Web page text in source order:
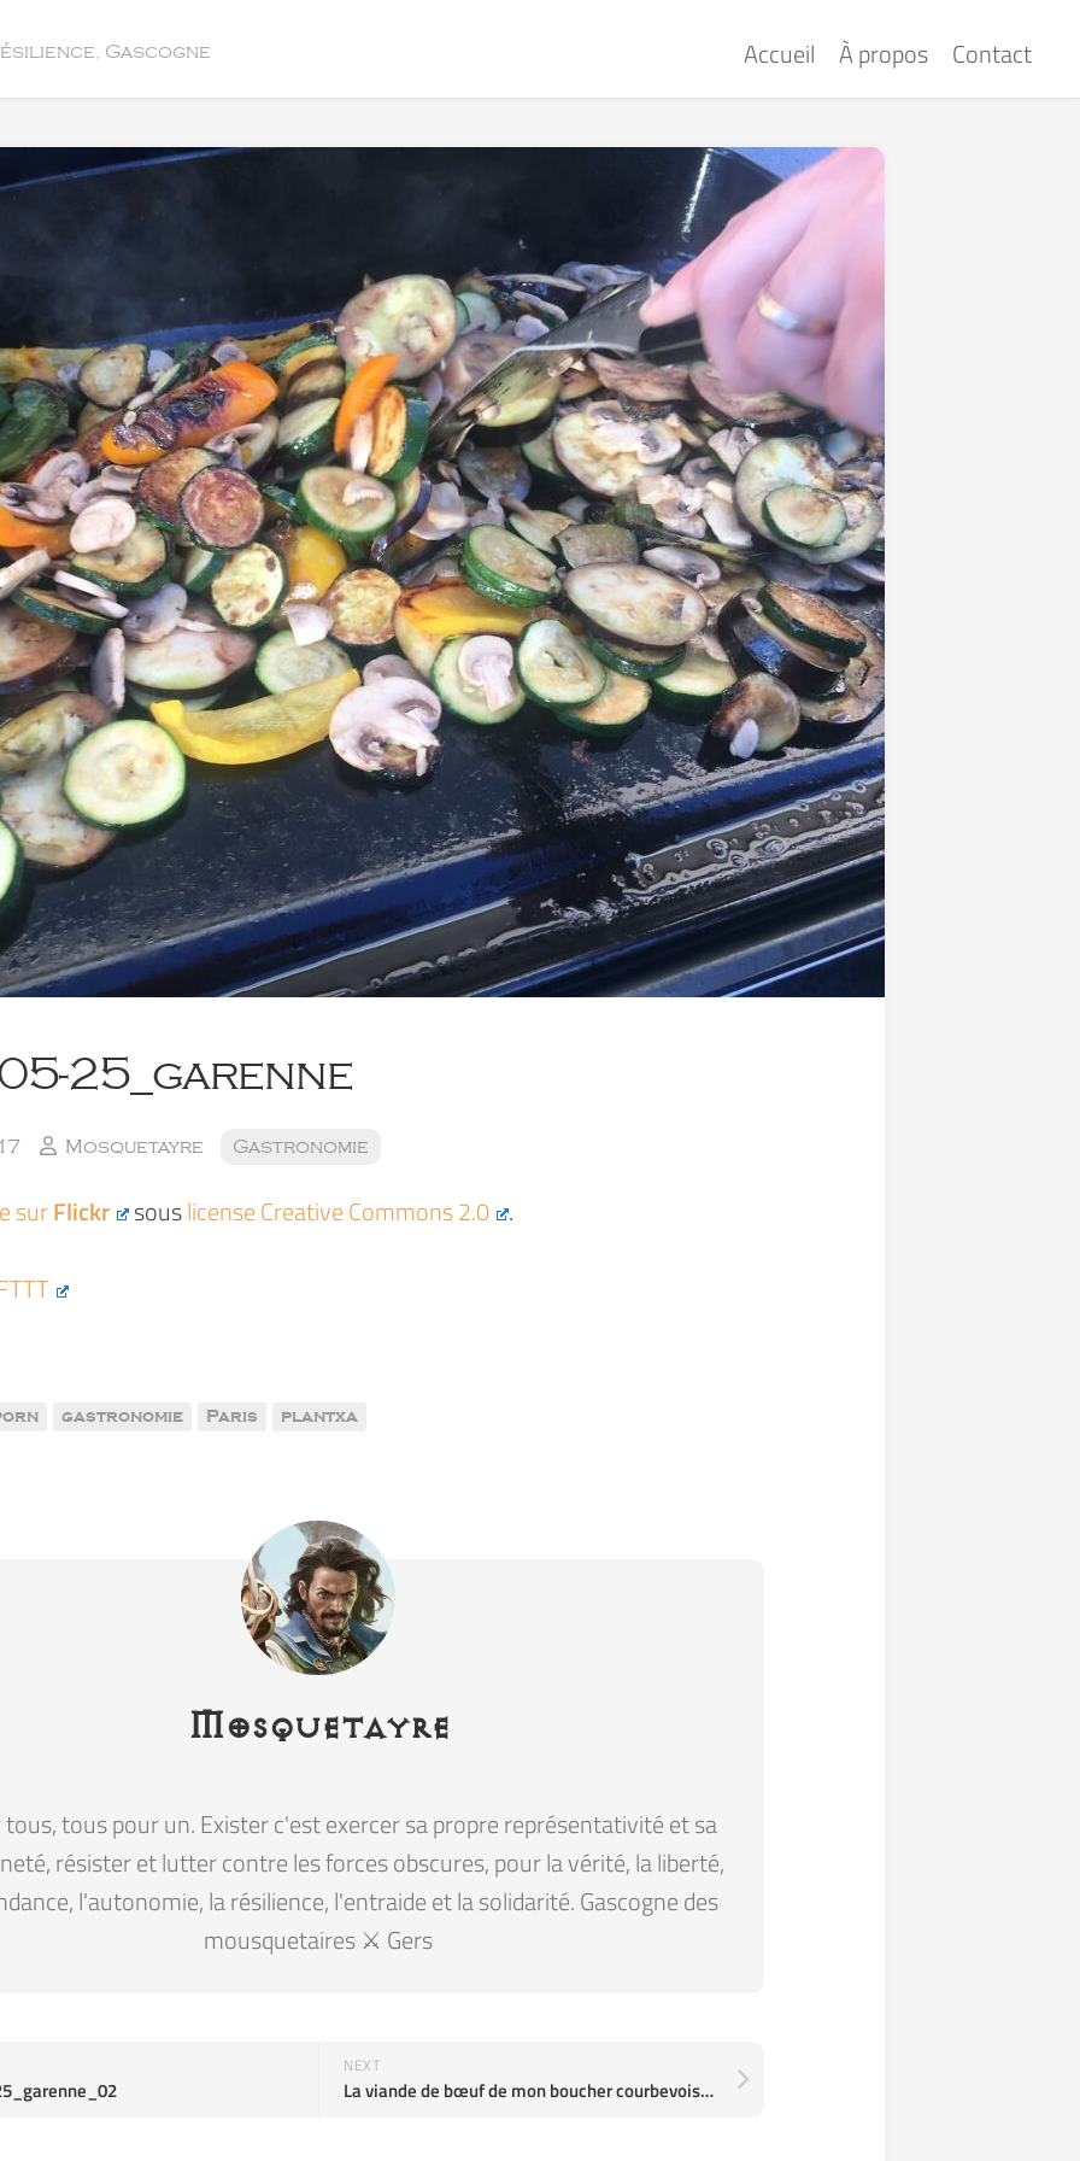
Gascogne Accueil À propos Contact
25_garenne
Mosquetayre Gastronomie
surFlickr souslicense Creative Commons 2.0 .
gastronomie Paris plantxa
Mosquetayre
tous pour un. Exister c'est exercer sa propre représentativité et sa
résister et lutter contre les forces obscures, pour la vérité, la liberté,
l'autonomie, la résilience, l'entraide et la solidarité. Gascogne des
mousquetaires ⚔️ Gers
NEXT
La viande de bœuf de mon boucher courbevoisien vient du pays…